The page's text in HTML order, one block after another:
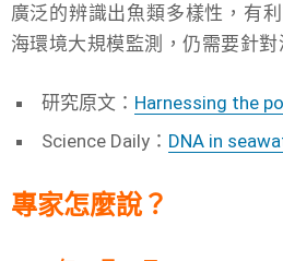
廣泛的辨識出魚類多樣性，有
海環境大規模監測，仍需要針
研究原文： Harnessing the
Science Daily： DNA in
專家怎麼說？